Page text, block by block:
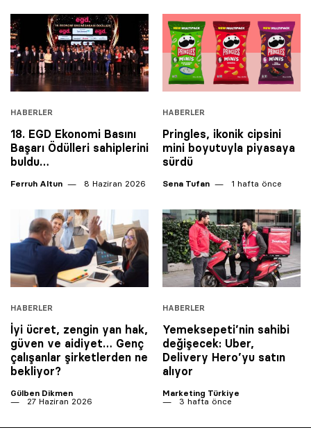
HABERLER
18. EGD Ekonomi Basını
Başarı Ödülleri sahiplerini
buldu…
Ferruh Altun 8 Haziran 2026
HABERLER
Pringles, ikonik cipsini
mini boyutuyla piyasaya
sürdü
Sena Tufan 1 hafta önce
HABERLER
İyi ücret, zengin yan hak,
güven ve aidiyet… Genç
çalışanlar şirketlerden ne
bekliyor?
Gülben Dikmen
27 Haziran 2026
HABERLER
Yemeksepeti’nin sahibi
değişecek: Uber,
Delivery Hero’yu satın
alıyor
Marketing Türkiye
3 hafta önce